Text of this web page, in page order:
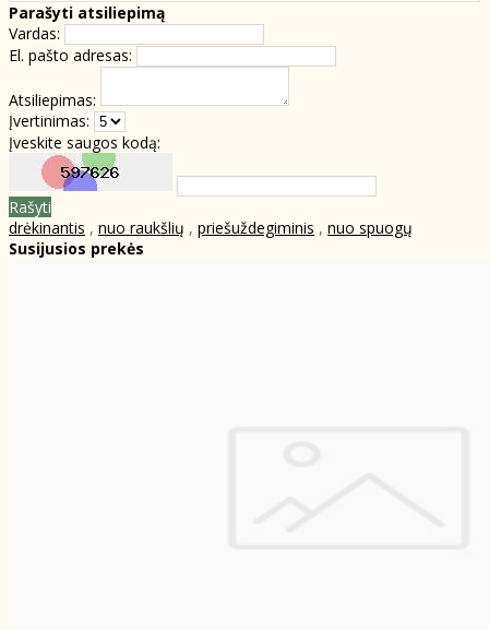
Parašyti atsiliepimą
Vardas:
El. pašto adresas:
Atsiliepimas:
Įvertinimas:
Įveskite saugos kodą:
Rašyti
drėkinantis , nuo raukšlių , priešuždegiminis , nuo spuogų
Susijusios prekės